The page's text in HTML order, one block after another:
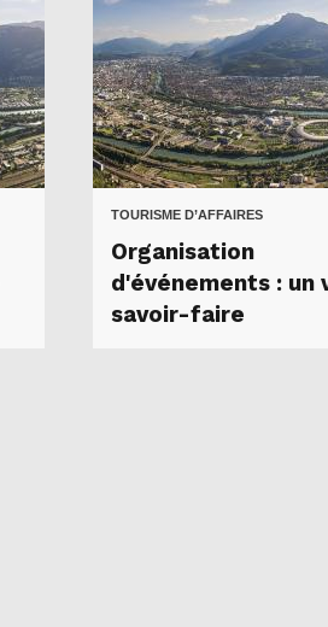
TOURISME D’AFFAIRES
Organisation
d'événements : un
savoir-faire